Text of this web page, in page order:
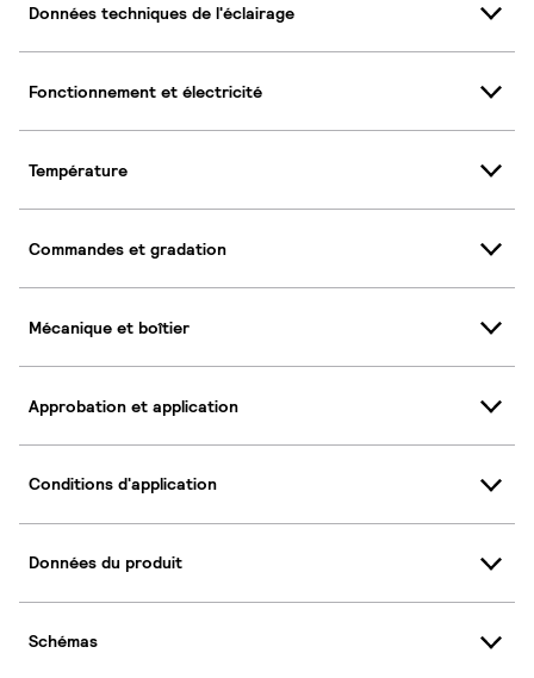
Données techniques de l'éclairage
Fonctionnement et électricité
Température
Commandes et gradation
Mécanique et boîtier
Approbation et application
Conditions d'application
Données du produit
Schémas